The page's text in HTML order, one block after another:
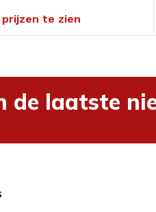
te zien
de laatste